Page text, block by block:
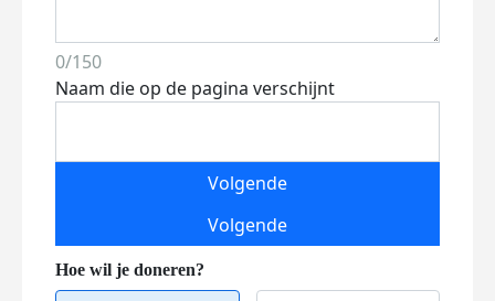
0/150
Naam die op de pagina verschijnt
Volgende
Volgende